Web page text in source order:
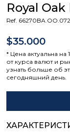
Royal
Ref.
$35.000
* Цена актуальна на
от курса валют и
узнать больше об
сегодняшний день.